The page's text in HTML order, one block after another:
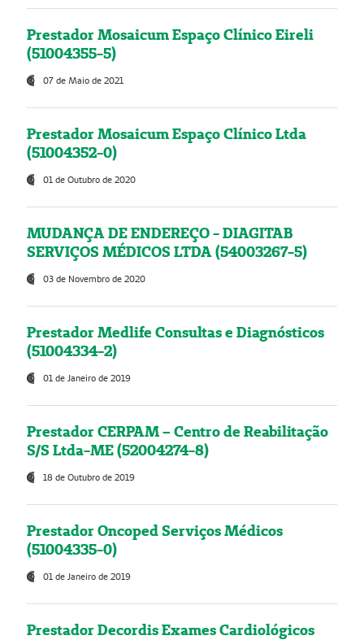
Prestador Mosaicum Espaço Clínico Eireli
(51004355-5)
07 de Maio de 2021
Prestador Mosaicum Espaço Clínico Ltda
(51004352-0)
01 de Outubro de 2020
MUDANÇA DE ENDEREÇO - DIAGITAB
SERVIÇOS MÉDICOS LTDA (54003267-5)
03 de Novembro de 2020
Prestador Medlife Consultas e Diagnósticos
(51004334-2)
01 de Janeiro de 2019
Prestador CERPAM – Centro de Reabilitação
S/S Ltda-ME (52004274-8)
18 de Outubro de 2019
Prestador Oncoped Serviços Médicos
(51004335-0)
01 de Janeiro de 2019
Prestador Decordis Exames Cardiológicos